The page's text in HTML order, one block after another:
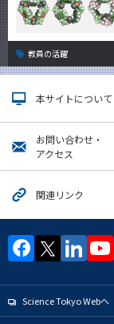
教員の活躍
本サイトについて
お問い合わせ・
アクセス
関連リンク
Science Tokyo Webヘ